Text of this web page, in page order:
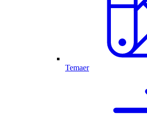
Temaer